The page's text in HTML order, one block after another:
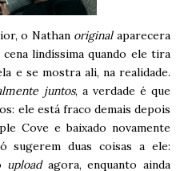
o Nathan originalaparecera
lindíssima quando ele tira
e se mostra ali, na realidade.
juntos, a verdade é que
ele está fraco demais depois
Cove e baixado novamente
sugerem duas coisas a ele:
uploadagora, enquanto ainda